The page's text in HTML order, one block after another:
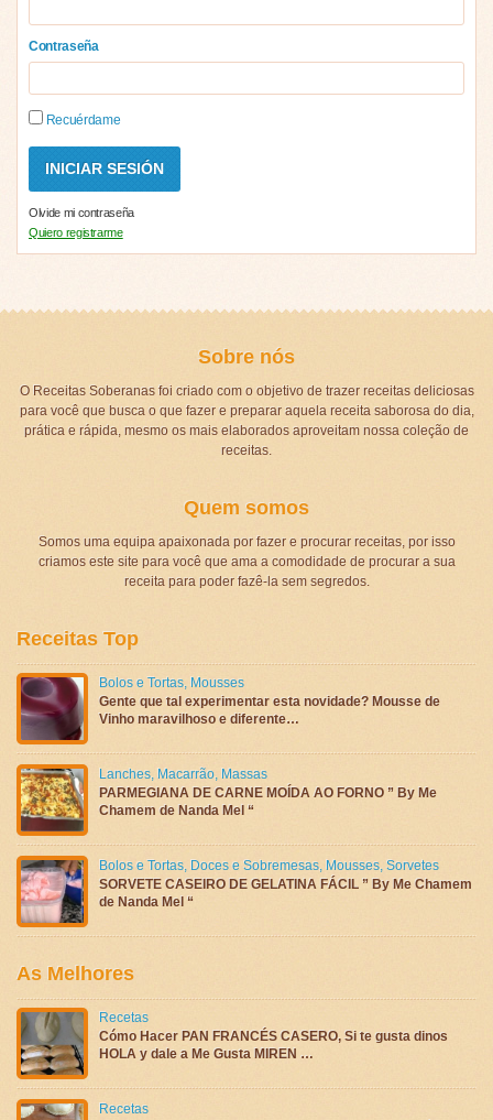
Contraseña
Recuérdame
Olvide mi contraseña
Quiero registrarme
Sobre nós
O Receitas Soberanas foi criado com o objetivo de trazer receitas deliciosas
para você que busca o que fazer e preparar aquela receita saborosa do dia,
prática e rápida, mesmo os mais elaborados aproveitam nossa coleção de
receitas.
Quem somos
Somos uma equipa apaixonada por fazer e procurar receitas, por isso
criamos este site para você que ama a comodidade de procurar a sua
receita para poder fazê-la sem segredos.
Receitas Top
Bolos e Tortas, Mousses
Gente que tal experimentar esta novidade? Mousse de
Vinho maravilhoso e diferente…
Lanches, Macarrão, Massas
PARMEGIANA DE CARNE MOÍDA AO FORNO ” By Me
Chamem de Nanda Mel “
Bolos e Tortas, Doces e Sobremesas, Mousses, Sorvetes
SORVETE CASEIRO DE GELATINA FÁCIL ” By Me Chamem
de Nanda Mel “
As Melhores
Recetas
Cómo Hacer PAN FRANCÉS CASERO, Si te gusta dinos
HOLA y dale a Me Gusta MIREN …
Recetas